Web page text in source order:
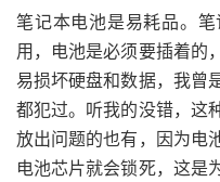
笔记本电池是易耗品。
用，电池是必须要插着的
易损坏硬盘和数据，我曾
都犯过。听我的没错，这
放出问题的也有，因为电
电池芯片就会锁死，这是